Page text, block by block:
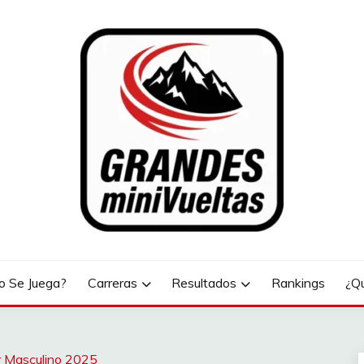
Se Juega? Carreras Resultados Rankings
Masculino 2025